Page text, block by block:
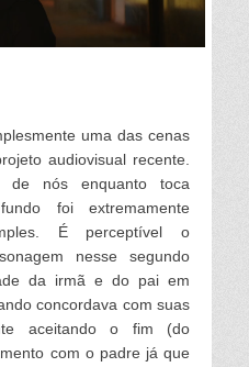
uma das cenas
audiovisual recente.
de nós enquanto toca
foi extremamente
É perceptível o
nesse segundo
da irmã e do pai em
concordava com suas
aceitando o fim (do
com o padre já que